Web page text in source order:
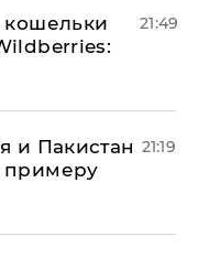
кошельки
21:49
и Пакистан
примеру
21:19